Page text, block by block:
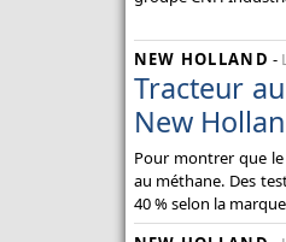
NEW HOLLAND -
Tracteur
New
Pour montrer que
au méthane. Des
40 % selon la